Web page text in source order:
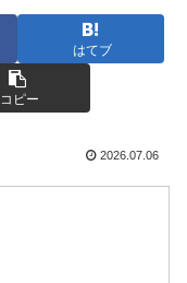
はてブ
コピー
2026.07.06